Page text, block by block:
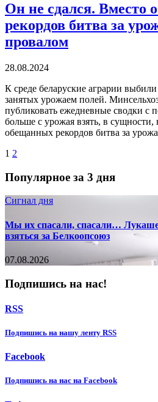
Он не сдался. Вместо
рекордов битва за
провалом
28.08.2024
К среде беларуские аграрии
занятых урожаем полей.
публиковать ежедневные сводки с
больше с урожая взять, в сущности,
обещанных рекордов битва за
1 2
Популярное за 3 дня
Сигнал дня
Мы их спасали, спасали…
взяться за Белкоопсоюз
07.08.2026
Подпишись на нас!
RSS
Подпишиcь на нашу ленту RSS
Facebook
Подпишиcь на нас на Facebook